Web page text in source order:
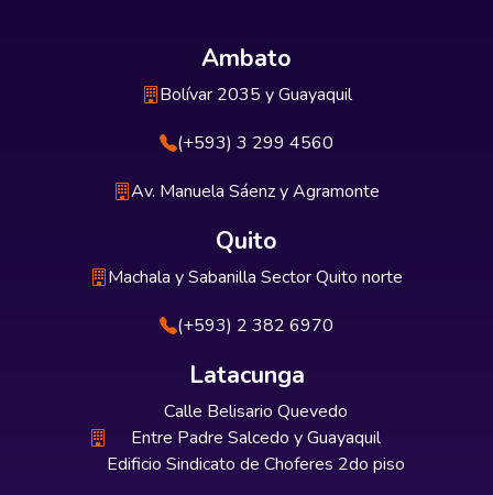
Ambato
Bolívar 2035 y Guayaquil
(+593) 3 299 4560
Av. Manuela Sáenz y Agramonte
Quito
Machala y Sabanilla Sector Quito norte
(+593) 2 382 6970
Latacunga
Calle Belisario Quevedo
Entre Padre Salcedo y Guayaquil
Edificio Sindicato de Choferes 2do piso